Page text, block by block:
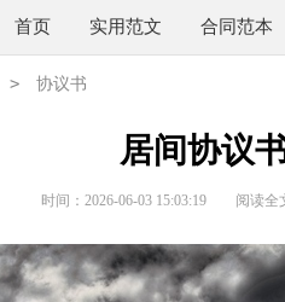
首页 实用范文 合同范本
> 协议书
居间协议
时间：2026-06-03 15:03:19 阅读全